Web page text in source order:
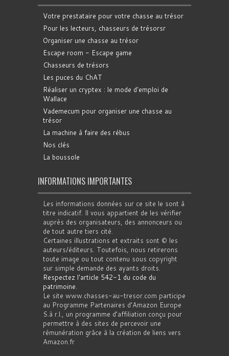
Votre prestataire pour votre chasse au trésor
Pour les lecteurs, chasseurs de trésorsr
Organiser une chasse au trésor
Escape room - Escape game
Chasseurs de trésors
Les puces du ChAT
Réaliser un cryptex : le mode d'emploi de
Wallace
Vademecum pour organiser une chasse au
trésor
La machine à faire des rébus
Nos clés
La boussole
INFORMATIONS IMPORTANTES
Les informations données sur ce site le sont à
titre indicatif. Il vous appartient de les vérifier
auprès des organisateurs, des annonceurs ou
de tout autre tiers cité.
Certaines illustrations et extraits sont © les
auteurs/éditeurs. Toutefois, nous retirerons
toute image ou tout contenu sous copyright
sur simple demande des ayants droits.
Respectez l'article 542-1 du code du
patrimoine.
Le site www.chasses-au-tresor.com participe
au Programme Partenaires d’Amazon Europe
S.à r.l., un programme d’affiliation conçu pour
permettre à des sites de percevoir une
rémunération grâce à la création de liens vers
Amazon.fr